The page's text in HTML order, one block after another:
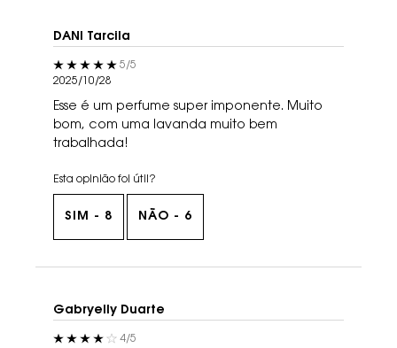
DANI Tarcila
5 out of 5 stars.5/5
2025/10/28
Esse é um perfume super imponente. Muito
bom, com uma lavanda muito bem
trabalhada!
Esta opinião foi útil?
SIM - 8 NÃO - 6
Gabryelly Duarte
4 out of 5 stars.4/5